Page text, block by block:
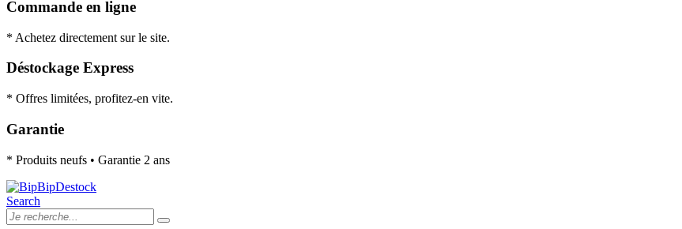
Commande en ligne
* Achetez directement sur le site.
Déstockage Express
* Offres limitées, profitez-en vite.
Garantie
* Produits neufs • Garantie 2 ans
Search